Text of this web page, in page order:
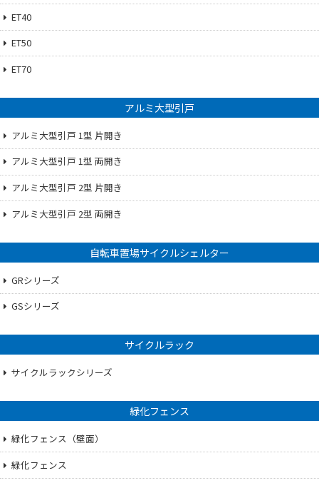
ET40
ET50
ET70
アルミ大型引戸
アルミ大型引戸 1型 片開き
アルミ大型引戸 1型 両開き
アルミ大型引戸 2型 片開き
アルミ大型引戸 2型 両開き
自転車置場サイクルシェルター
GRシリーズ
GSシリーズ
サイクルラック
サイクルラックシリーズ
緑化フェンス
緑化フェンス（壁面）
緑化フェンス